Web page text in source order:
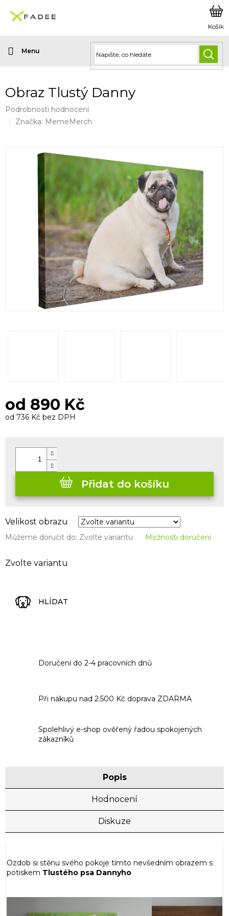
obsah
Obraz Tlustý Danny
Průměrné
hodnocení
hvězdiček.
Podrobnosti hodnocení
Značka: MemeMerch
od 890 Kč
od 736 Kč bez DPH
Zvolte variantu
Velikost obrazu
Můžeme doručit do: Zvolte variantu Možnosti doručení
Přidat do košíku
HLÍDAT
Doručení do 2-4 pracovních dnů
Při nákupu nad 2.500 Kč doprava ZDARMA
Spolehlivý e-shop ověřený řadou spokojených
zákazníků
Popis
Hodnocení
Diskuze
Ozdob si stěnu svého pokoje tímto nevšedním obrazem s
potiskem Tlustého psa Dannyho